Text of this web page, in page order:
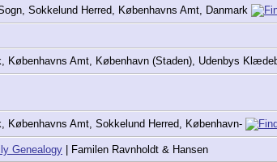
Sokkelund Herred, Københavns Amt, Danmark
Københavns Amt, København (Staden), Udenbys
Københavns Amt, Sokkelund Herred, København-
Genealogy | Familen Ravnholdt & Hansen